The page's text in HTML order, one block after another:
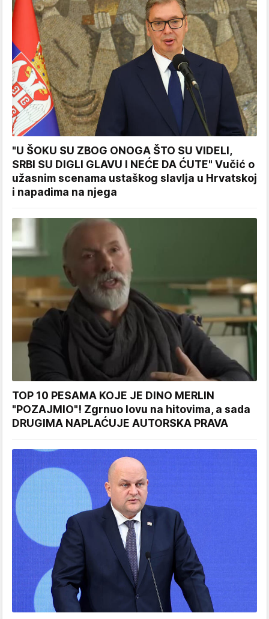
"U ŠOKU SU ZBOG ONOGA ŠTO SU VIDELI,
SRBI SU DIGLI GLAVU I NEĆE DA ĆUTE" Vučić o
užasnim scenama ustaškog slavlja u Hrvatskoj
i napadima na njega
TOP 10 PESAMA KOJE JE DINO MERLIN
"POZAJMIO"! Zgrnuo lovu na hitovima, a sada
DRUGIMA NAPLAĆUJE AUTORSKA PRAVA